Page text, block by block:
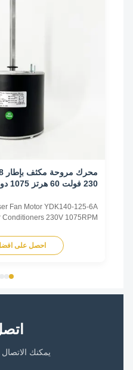
Fan Motor YDK140-125-6A
Air Conditioners 230V 1075RPM
RPM/SPD Century Genteq Fasco
125-6A 1/6 208-230V 60Hz 1075/1
احصل على افضل سعر
اتصل
يمكنك الاتصال